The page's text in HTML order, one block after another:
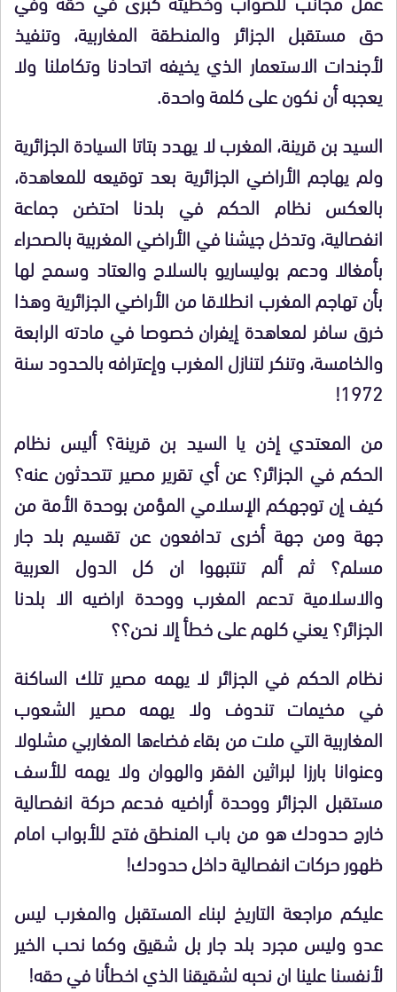
حق مستقبل الجزائر والمنطقة المغاربية، وتنفيذ
لأجندات الاستعمار الذي يخيفه اتحادنا وتكاملنا ولا
يعجبه أن نكون على كلمة واحدة.
السيد بن قرينة، المغرب لا يهدد بتاتا السيادة الجزائرية
ولم يهاجم الأراضي الجزائرية بعد توقيعه للمعاهدة،
بالعكس نظام الحكم في بلدنا احتضن جماعة
انفصالية، وتدخل جيشنا في الأراضي المغربية بالصحراء
بأمغالا ودعم بوليساريو بالسلاح والعتاد وسمح لها
بأن تهاجم المغرب انطلاقا من الأراضي الجزائرية وهذا
خرق سافر لمعاهدة إيفران خصوصا في مادته الرابعة
والخامسة، وتنكر لتنازل المغرب وإعترافه بالحدود سنة
1972!
من المعتدي إذن يا السيد بن قرينة؟ أليس نظام
الحكم في الجزائر؟ عن أي تقرير مصير تتحدثون عنه؟
كيف إن توجهكم الإسلامي المؤمن بوحدة الأمة من
جهة ومن جهة أخرى تدافعون عن تقسيم بلد جار
مسلم؟ ثم ألم تنتبهوا ان كل الدول العربية
والاسلامية تدعم المغرب ووحدة اراضيه الا بلدنا
الجزائر؟ يعني كلهم على خطأ إلا نحن؟؟
نظام الحكم في الجزائر لا يهمه مصير تلك الساكنة
في مخيمات تندوف ولا يهمه مصير الشعوب
المغاربية التي ملت من بقاء فضاءها المغاربي مشلولا
وعنوانا بارزا لبراثين الفقر والهوان ولا يهمه للأسف
مستقبل الجزائر ووحدة أراضيه فدعم حركة انفصالية
خارج حدودك هو من باب المنطق فتح للأبواب امام
ظهور حركات انفصالية داخل حدودك!
عليكم مراجعة التاريخ لبناء المستقبل والمغرب ليس
عدو وليس مجرد بلد جار بل شقيق وكما نحب الخير
لأنفسنا علينا ان نحبه لشقيقنا الذي اخطأنا في حقه!